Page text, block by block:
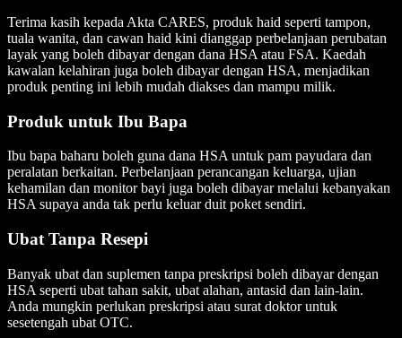
Terima kasih kepada Akta CARES, produk haid seperti tampon,
tuala wanita, dan cawan haid kini dianggap perbelanjaan perubatan
layak yang boleh dibayar dengan dana HSA atau FSA. Kaedah
kawalan kelahiran juga boleh dibayar dengan HSA, menjadikan
produk penting ini lebih mudah diakses dan mampu milik.
Produk untuk Ibu Bapa
Ibu bapa baharu boleh guna dana HSA untuk pam payudara dan
peralatan berkaitan. Perbelanjaan perancangan keluarga, ujian
kehamilan dan monitor bayi juga boleh dibayar melalui kebanyakan
HSA supaya anda tak perlu keluar duit poket sendiri.
Ubat Tanpa Resepi
Banyak ubat dan suplemen tanpa preskripsi boleh dibayar dengan
HSA seperti ubat tahan sakit, ubat alahan, antasid dan lain-lain.
Anda mungkin perlukan preskripsi atau surat doktor untuk
sesetengah ubat OTC.